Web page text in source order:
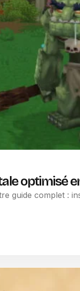
optimisé
guide complet :